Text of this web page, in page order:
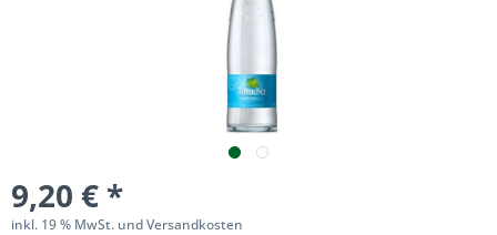
9,20 € *
inkl. 19 % MwSt. und Versandkosten